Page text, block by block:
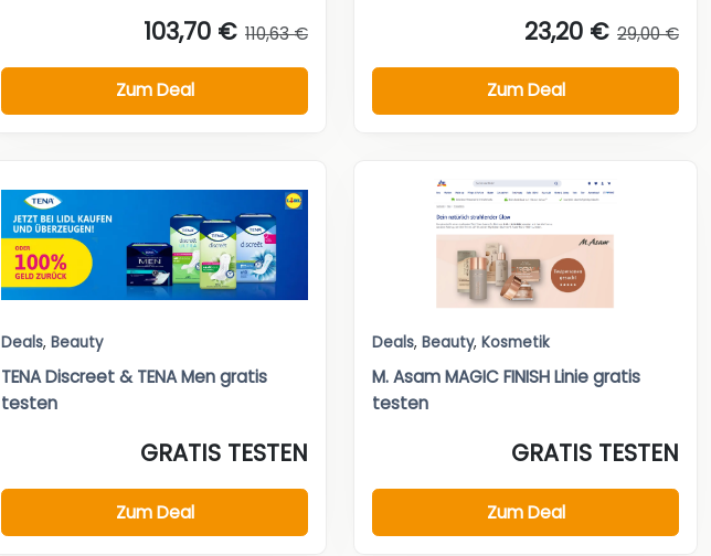
103,70 € 110,63 €
Zum Deal
23,20 € 29,00 €
Zum Deal
Deals, Beauty
TENA Discreet & TENA Men gratis
testen
GRATIS TESTEN
Zum Deal
Deals, Beauty, Kosmetik
M. Asam MAGIC FINISH Linie gratis
testen
GRATIS TESTEN
Zum Deal